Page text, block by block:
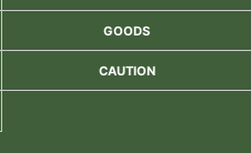
GOODS
CAUTION